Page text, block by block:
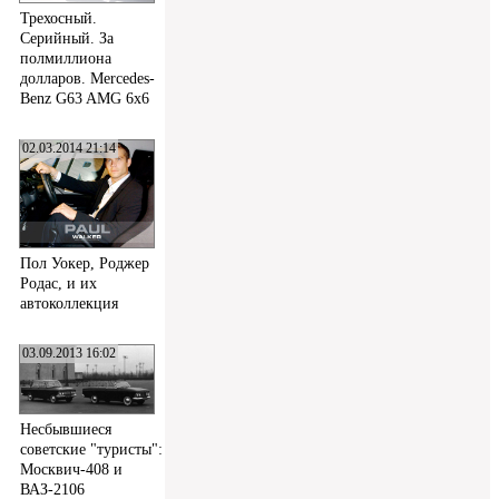
Трехосный.
Серийный. За
полмиллиона
долларов. Mercedes-
Benz G63 AMG 6x6
02.03.2014 21:14
Пол Уокер, Роджер
Родас, и их
автоколлекция
03.09.2013 16:02
Несбывшиеся
советские "туристы":
Москвич-408 и
ВАЗ-2106